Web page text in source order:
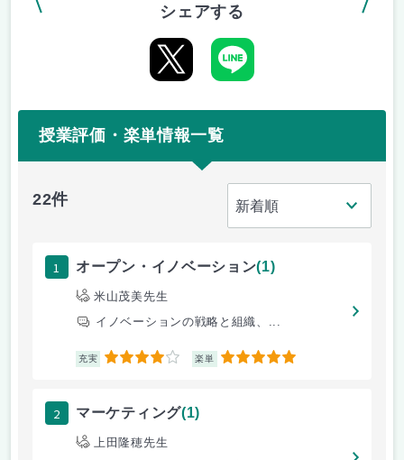
シェアする
授業評価・楽単情報一覧
22件
1 オープン・イノベーション(1)
米山茂美先生
イノベーションの戦略と組織、...
充実 4 楽単 5
2 マーケティング(1)
上田隆穂先生